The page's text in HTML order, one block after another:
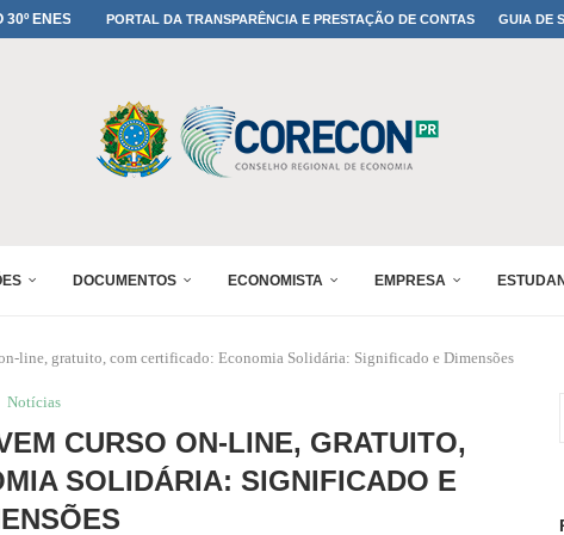
NO 30º ENESULPORTAL DA TRANSPARÊNCIA E PRESTAÇÃO DE CONTAS GUIA DE
DOCUMENTOS ECONOMISTA EMPRESA
line, gratuito, com certificado: Economia Solidária: Significado e Dimensões
Notícias
CURSO ON-LINE, GRATUITO,
SOLIDÁRIA: SIGNIFICADO E